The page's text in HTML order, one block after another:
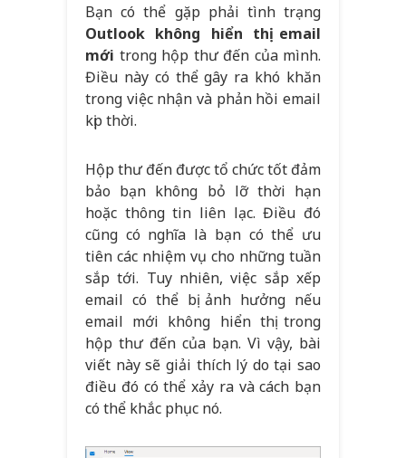
Bạn có thể gặp phải tình trạng
Outlook không hiển thị email
mới trong hộp thư đến của mình.
Điều này có thể gây ra khó khăn
trong việc nhận và phản hồi email
kịp thời.
Hộp thư đến được tổ chức tốt đảm
bảo bạn không bỏ lỡ thời hạn
hoặc thông tin liên lạc. Điều đó
cũng có nghĩa là bạn có thể ưu
tiên các nhiệm vụ cho những tuần
sắp tới. Tuy nhiên, việc sắp xếp
email có thể bị ảnh hưởng nếu
email mới không hiển thị trong
hộp thư đến của bạn. Vì vậy, bài
viết này sẽ giải thích lý do tại sao
điều đó có thể xảy ra và cách bạn
có thể khắc phục nó.